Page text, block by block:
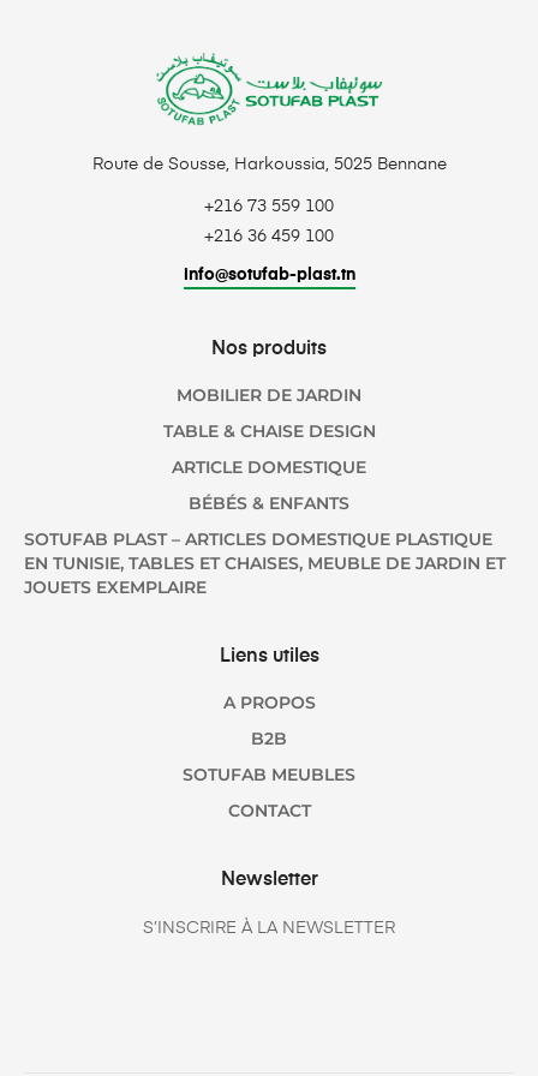
Route de Sousse, Harkoussia, 5025 Bennane
+216 73 559 100
+216 36 459 100
info@sotufab-plast.tn
Nos produits
MOBILIER DE JARDIN
TABLE & CHAISE DESIGN
ARTICLE DOMESTIQUE
BÉBÉS & ENFANTS
SOTUFAB PLAST – ARTICLES DOMESTIQUE PLASTIQUE
EN TUNISIE, TABLES ET CHAISES, MEUBLE DE JARDIN ET
JOUETS EXEMPLAIRE
Liens utiles
A PROPOS
B2B
SOTUFAB MEUBLES
CONTACT
Newsletter
S’INSCRIRE À LA NEWSLETTER